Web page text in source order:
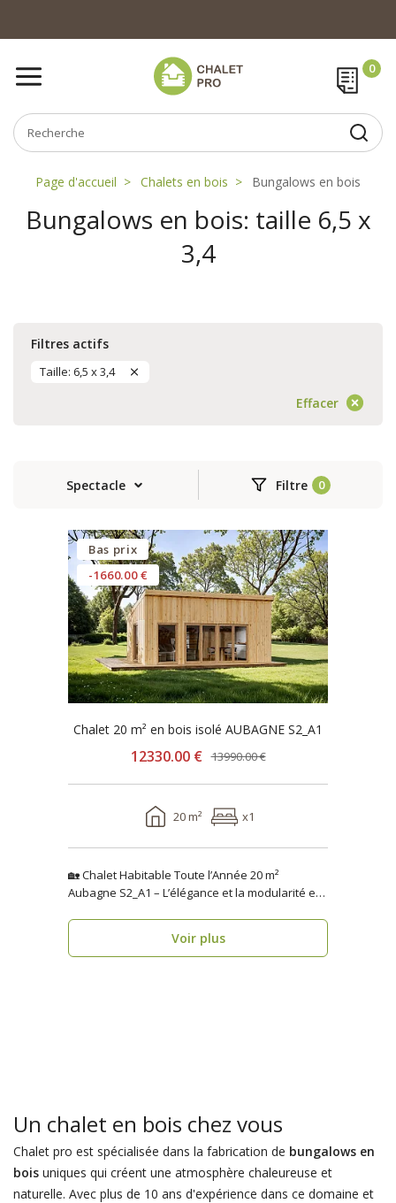
Page d'accueil Chalets en bois Bungalows en bois
Bungalows en bois: taille 6,5 x
3,4
Filtres actifs
Taille: 6,5 x 3,4
Effacer
Spectacle Filtre
Bas prix
-1660.00 €
Chalet 20 m² en bois isolé AUBAGNE S2_A1
12330.00 € 13990.00 €
20 m² x1
🏡 Chalet Habitable Toute l’Année 20 m²
Aubagne S2_A1 – L’élégance et la modularité en
Voir plus
Un chalet en bois chez vous
Chalet pro est spécialisée dans la fabrication de bungalows en
boisuniques qui créent une atmosphère chaleureuse et
naturelle. Avec plus de 10 ans d'expérience dans ce domaine et